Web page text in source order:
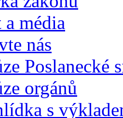
a média
nás
Poslanecké
orgánů
s